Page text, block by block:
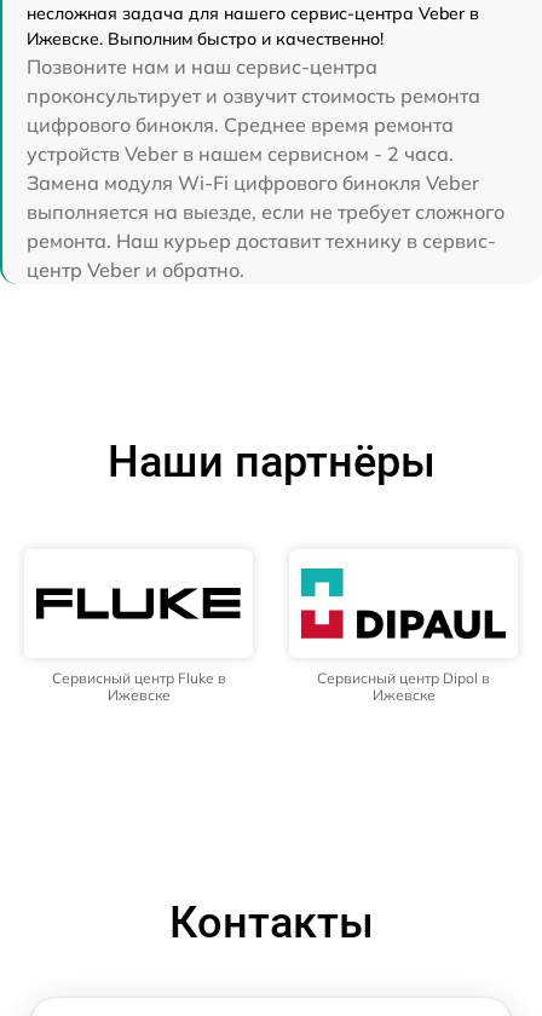
несложная задача для нашего сервис-центра Veber в
Ижевске. Выполним быстро и качественно!
Позвоните нам и наш сервис-центра
проконсультирует и озвучит стоимость ремонта
цифрового бинокля. Среднее время ремонта
устройств Veber в нашем сервисном - 2 часа.
Замена модуля Wi-Fi цифрового бинокля Veber
выполняется на выезде, если не требует сложного
ремонта. Наш курьер доставит технику в сервис-
центр Veber и обратно.
Наши партнёры
Сервисный центр Fluke в
Ижевске
Сервисный центр Dipol в
Ижевске
Контакты